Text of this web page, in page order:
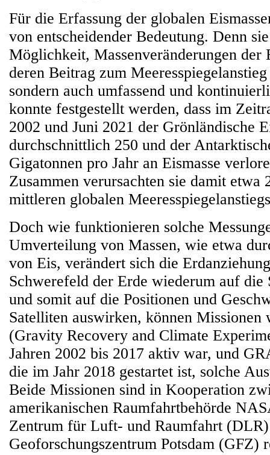
Für die Erfassung der globalen
von entscheidender Bedeutung. Denn
Möglichkeit, Massenveränderungen der
deren Beitrag zum
sondern auch umfassend und
konnte festgestellt werden, dass im
2002 und Juni 2021 der Grönländische
durchschnittlich 250 und der
Gigatonnen pro Jahr an Eismasse
Zusammen verursachten sie damit etwa
mittleren globalen
Doch wie funktionieren solche
Umverteilung von Massen, wie etwa
von Eis, verändert sich die
Schwerefeld der Erde wiederum auf die
und somit auf die Positionen und
Satelliten auswirken, können Missionen
(Gravity Recovery and Climate
Jahren 2002 bis 2017 aktiv war, und
die im Jahr 2018 gestartet ist, solche
Beide Missionen sind in Kooperation
amerikanischen Raumfahrtbehörde
Zentrum für Luft- und Raumfahrt
Geoforschungszentrum Potsdam (GFZ)